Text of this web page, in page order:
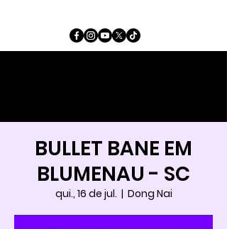
BULLET BANE EM
BLUMENAU - SC
qui., 16 de jul.
  |
Dong Nai